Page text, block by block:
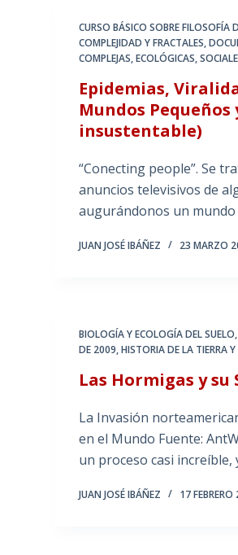
CURSO BÁSICO SOBRE FILOSOFÍA
COMPLEJIDAD Y FRACTALES,
COMPLEJAS, ECOLÓGICAS,
Epidemias,
Mundos
insustentable)
“Conecting people”. Se
anuncios televisivos de
augurándonos un
JUAN JOSÉ IBÁÑEZ 23 MARZO
BIOLOGÍA Y ECOLOGÍA DEL SUELO
DE 2009,HISTORIA DE LA TIERRA
Las Hormigas y
La Invasión
en el Mundo Fuente:
un proceso casi
JUAN JOSÉ IBÁÑEZ 17 FEBRERO